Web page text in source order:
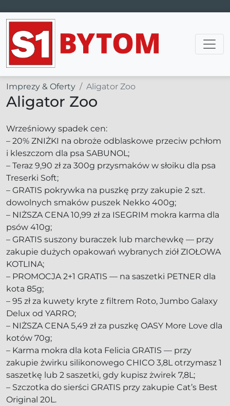
Main Navigation
Imprezy & Oferty Aligator Zoo
Aligator Zoo
Wrześniowy spadek cen:
– 20% ZNIŻKI na obroże odblaskowe przeciw pchłom
i kleszczom dla psa SABUNOL;
– Teraz 9,90 zł za 300g przysmaków w słoiku dla psa
Treserki Soft;
– GRATIS pokrywka na puszkę przy zakupie 2 szt.
dowolnych smaków puszek Nekko 400g;
– NIŻSZA CENA 10,99 zł za ISEGRIM mokra karma dla
psów 410g;
– GRATIS suszony buraczek lub marchewkę — przy
zakupie dużych opakowań wybranych ziół ZIOŁOWA
KOTLINA;
– PROMOCJA 2+1 GRATIS — na saszetki PETNER dla
kota 85g;
– 95 zł za kuwety kryte z filtrem Roto, Jumbo Galaxy
Delux od YARRO;
– NIŻSZA CENA 5,49 zł za puszkę OASY More Love dla
kotów 70g;
– Karma mokra dla kota Felicia GRATIS — przy
zakupie żwirku silikonowego CHICO 3,8L otrzymasz 1
saszetkę lub 2 saszetki, gdy kupisz żwirek 7,8L;
– Szczotka do sierści GRATIS przy zakupie Cat’s Best
Original 20L.